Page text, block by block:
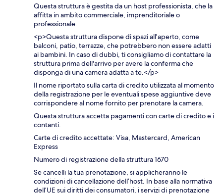
Questa struttura è gestita da un host professionista, che la
affitta in ambito commerciale, imprenditoriale o
professionale.
<p>Questa struttura dispone di spazi all'aperto, come
balconi, patio, terrazze, che potrebbero non essere adatti
ai bambini. In caso di dubbi, ti consigliamo di contattare la
struttura prima dell'arrivo per avere la conferma che
disponga di una camera adatta a te.</p>
Il nome riportato sulla carta di credito utilizzata al momento
della registrazione per le eventuali spese aggiuntive deve
corrispondere al nome fornito per prenotare la camera.
Questa struttura accetta pagamenti con carte di credito e i
contanti.
Carte di credito accettate: Visa, Mastercard, American
Express
Numero di registrazione della struttura 1670
Se cancelli la tua prenotazione, si applicheranno le
condizioni di cancellazione dell’host. In base alla normativa
dell’UE sui diritti dei consumatori, i servizi di prenotazione